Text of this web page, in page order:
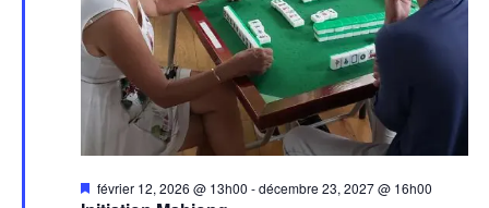
Mis
en
février 12, 2026 @ 13h00 -décembre 23, 2027 @ 16h00